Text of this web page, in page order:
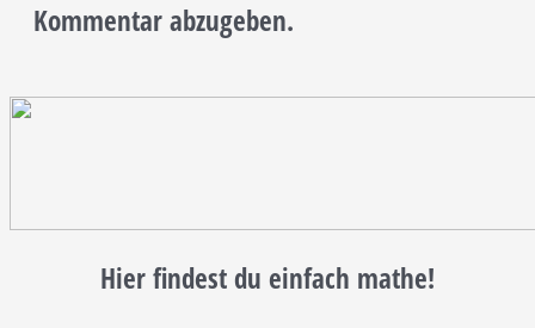
Kommentar abzugeben.
Hier findest du einfach mathe!